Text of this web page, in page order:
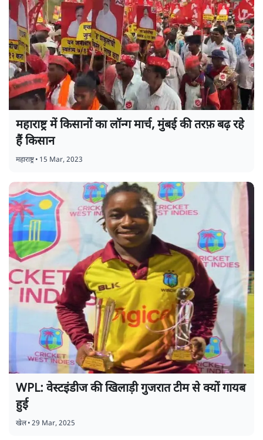
महाराष्ट्र में किसानों का लॉन्ग मार्च, मुंबई की तरफ़ बढ़ रहे
हैं किसान
महाराष्ट्र• 15 Mar, 2023
WPL: वेस्टइंडीज की खिलाड़ी गुजरात टीम से क्यों गायब
हुई
खेल•29 Mar, 2025